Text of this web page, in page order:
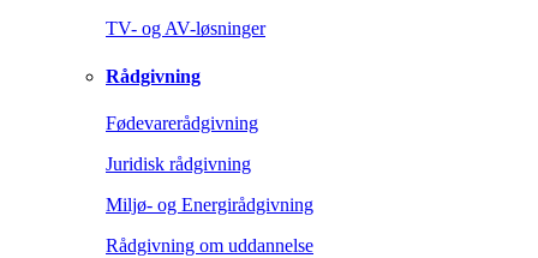
TV- og AV-løsninger
Rådgivning
Fødevarerådgivning
Juridisk rådgivning
Miljø- og Energirådgivning
Rådgivning om uddannelse